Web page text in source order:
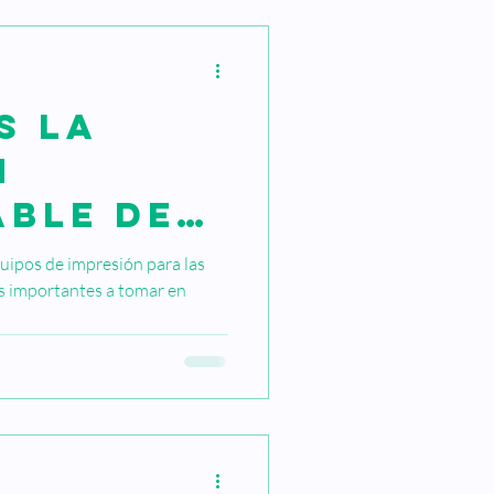
la
de
de impresión para las
importantes a tomar en